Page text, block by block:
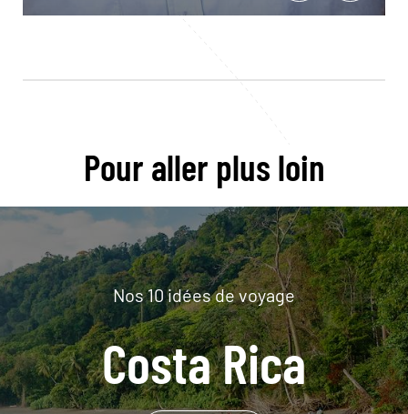
Pour aller plus loin
Nos 10 idées de voyage
Costa Rica